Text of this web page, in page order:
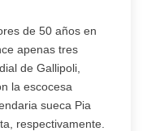
de 50 años en
apenas tres
de Gallipoli,
la escocesa
sueca Pia
respectivamente.